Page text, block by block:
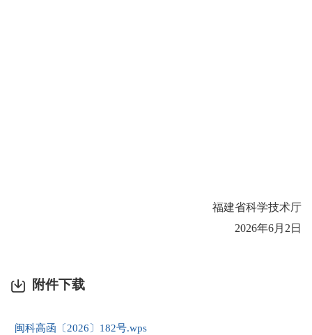
福建省科学技术厅
2026年6月2日
附件下载
闽科高函〔2026〕182号.wps